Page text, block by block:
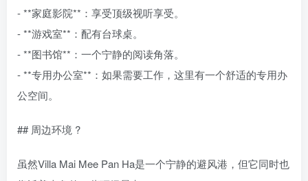
- **家庭影院**：享受顶级视听享受。
- **游戏室**：配有台球桌。
- **图书馆**：一个宁静的阅读角落。
- **专用办公室**：如果需要工作，这里有一个舒适的专用办
公空间。
## 周边环境 ?️
虽然Villa Mai Mee Pan Ha是一个宁静的避风港，但它同时也